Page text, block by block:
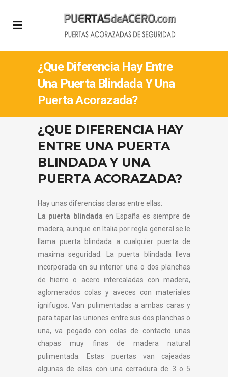
¿Que Diferencia Hay Entre
Una Puerta Blindada Y Una
Puerta Acorazada?
¿QUE DIFERENCIA HAY
ENTRE UNA PUERTA
BLINDADA Y UNA
PUERTA ACORAZADA?
Hay unas diferencias claras entre ellas:
La puerta blindada en España es siempre de
madera, aunque en Italia por regla general se le
llama puerta blindada a cualquier puerta de
maxima seguridad. La puerta blindada lleva
incorporada en su interior una o dos planchas
de hierro o acero intercaladas con madera,
aglomerados colas y aveces con materiales
ignifugos. Van pulimentadas a ambas caras y
para tapar las uniones entre sus dos planchas o
una, va pegado con colas de contacto unas
chapas muy finas de madera natural
pulimentada. Estas puertas van cajeadas
algunas de ellas con una cerradura de 3 o 5